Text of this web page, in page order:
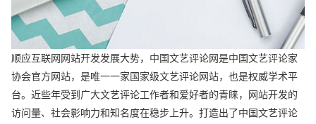
顺应互联网网站开发发展大势，中国文艺评论网是中国文艺评论家
协会官方网站，是唯一一家国家级文艺评论网站，也是权威学术平
台。近些年受到广大文艺评论工作者和爱好者的青睐，网站开发的
访问量、社会影响力和知名度在稳步上升。打造出了中国文艺评论